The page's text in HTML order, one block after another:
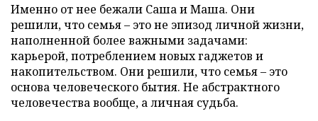
Именно от нее бежали Саша и Маша. Они
решили, что семья – это не эпизод личной жизни,
наполненной более важными задачами:
карьерой, потреблением новых гаджетов и
накопительством. Они решили, что семья – это
основа человеческого бытия. Не абстрактного
человечества вообще, а личная судьба.